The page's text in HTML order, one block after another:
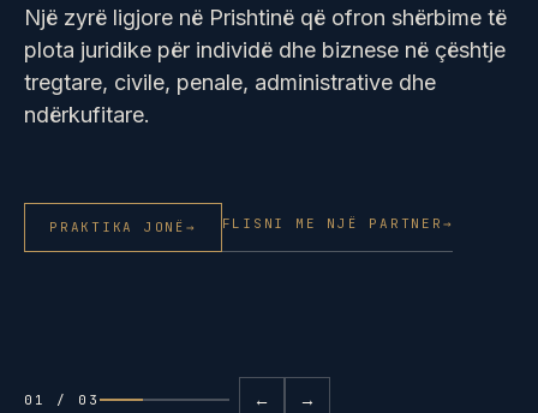
Një zyrë ligjore në Prishtinë që ofron shërbime të
plota juridike për individë dhe biznese në çështje
tregtare, civile, penale, administrative dhe
ndërkufitare.
PRAKTIKA JONË → FLISNI ME NJË PARTNER →
01 / 03 ← →